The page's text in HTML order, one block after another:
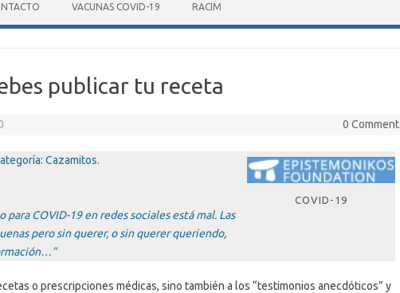
VACUNAS COVID-19 RACIM
publicar tu receta
0 Comment
COVID-19
Cazamitos.
COVID-19 en redes sociales está mal. Las
pero sin querer, o sin querer queriendo,
o prescripciones médicas, sino también a los “testimonios anecdóticos” y